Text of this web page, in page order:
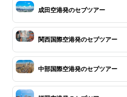
成田空港発のセブツアー
関西国際空港発のセブツアー
中部国際空港発のセブツアー